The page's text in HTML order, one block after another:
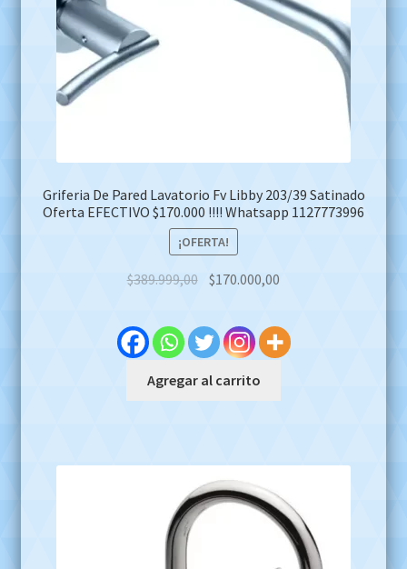
Griferia De Pared Lavatorio Fv Libby 203/39 Satinado
Oferta EFECTIVO $170.000 !!!! Whatsapp 1127773996
¡OFERTA!
$389.999,00 Original
was:
$389.999,00.
$170.000,00
is:
$170.000,00.
Agregar al carrito